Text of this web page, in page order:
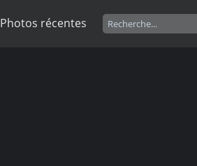
Photos récentes